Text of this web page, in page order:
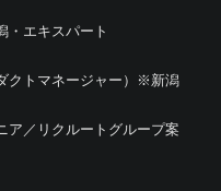
・エキスパート
クトマネージャー）※新潟
ア／リクルートグループ案